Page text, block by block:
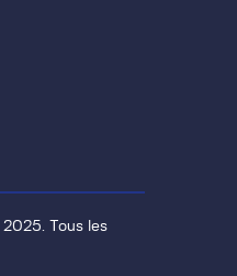
© 2025. Tous les